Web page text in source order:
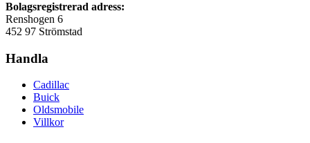
Bolagsregistrerad adress:
Renshogen 6
452 97 Strömstad
Handla
Cadillac
Buick
Oldsmobile
Villkor